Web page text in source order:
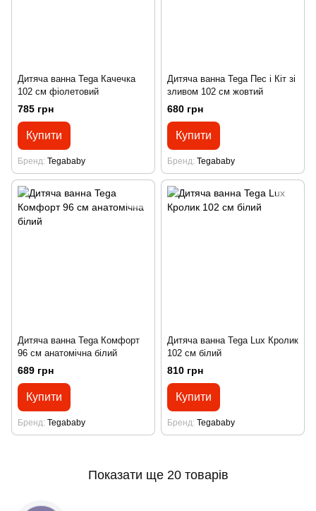
Дитяча ванна Tega Качечка
102 см фіолетовий
785 грн
Купити
Бренд Tegababy
Дитяча ванна Tega Пес і Кіт зі
зливом 102 см жовтий
680 грн
Купити
Бренд Tegababy
Дитяча ванна Tega Комфорт
96 см анатомічна білий
689 грн
Купити
Бренд Tegababy
Дитяча ванна Tega Lux Кролик
102 см білий
810 грн
Купити
Бренд Tegababy
Показати ще 20 товарів